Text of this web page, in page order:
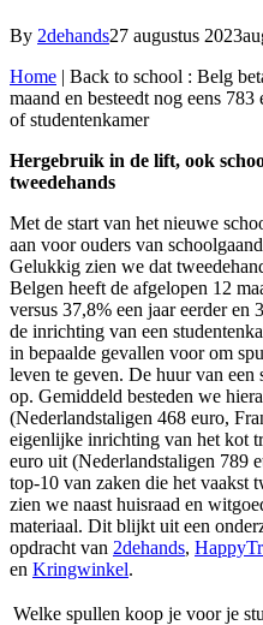
By 2dehands27 augustus 2023
Home | Back to school : Belg
maand en besteedt nog eens
of studentenkamer
Hergebruik in de lift, ook
tweedehands
Met de start van het nieuwe
aan voor ouders van
Gelukkig zien we dat
Belgen heeft de afgelopen 12
versus 37,8% een jaar eerder en
de inrichting van een
in bepaalde gevallen voor om
leven te geven. De huur van
op. Gemiddeld besteden we
(Nederlandstaligen 468 euro,
eigenlijke inrichting van het kot
euro uit (Nederlandstaligen 789
top-10 van zaken die het vaakst
zien we naast huisraad en
materiaal. Dit blijkt uit een
opdracht van 2dehands,
en Kringwinkel.
Welke spullen koop je voor je